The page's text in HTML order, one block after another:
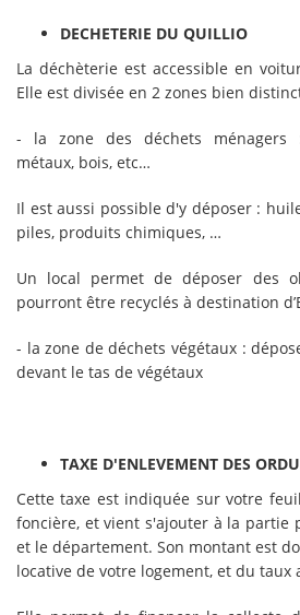
DECHETERIE DU QUILLIO
La déchèterie est accessible en
Elle est divisée en 2 zones bien
- la zone des déchets ménagers
métaux, bois, etc…
Il est aussi possible d'y déposer :
piles, produits chimiques, …
Un local permet de déposer des
pourront être recyclés à destination
- la zone de déchets végétaux :
devant le tas de végétaux
TAXE D'ENLEVEMENT DES
Cette taxe est indiquée sur votre
foncière, et vient s'ajouter à la partie
et le département. Son montant est
locative de votre logement, et du taux